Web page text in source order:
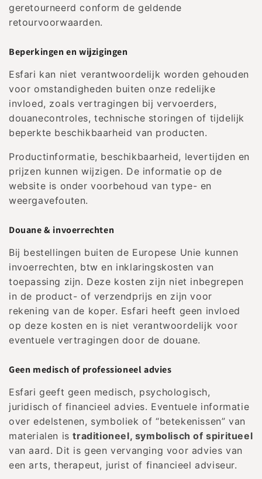
geretourneerd conform de geldende
retourvoorwaarden.
Beperkingen en wijzigingen
Esfari kan niet verantwoordelijk worden gehouden
voor omstandigheden buiten onze redelijke
invloed, zoals vertragingen bij vervoerders,
douanecontroles, technische storingen of tijdelijk
beperkte beschikbaarheid van producten.
Productinformatie, beschikbaarheid, levertijden en
prijzen kunnen wijzigen. De informatie op de
website is onder voorbehoud van type- en
weergavefouten.
Douane & invoerrechten
Bij bestellingen buiten de Europese Unie kunnen
invoerrechten, btw en inklaringskosten van
toepassing zijn. Deze kosten zijn niet inbegrepen
in de product- of verzendprijs en zijn voor
rekening van de koper. Esfari heeft geen invloed
op deze kosten en is niet verantwoordelijk voor
eventuele vertragingen door de douane.
Geen medisch of professioneel advies
Esfari geeft geen medisch, psychologisch,
juridisch of financieel advies. Eventuele informatie
over edelstenen, symboliek of “betekenissen” van
materialen istraditioneel, symbolisch of spiritueel
van aard. Dit is geen vervanging voor advies van
een arts, therapeut, jurist of financieel adviseur.